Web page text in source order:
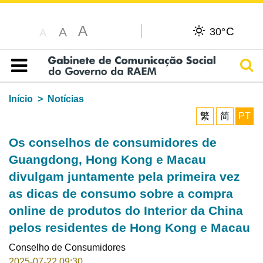
A A A 30°C
Índice
Início
Notícias
繁
简 PT
Os conselhos de consumidores de
Guangdong, Hong Kong e Macau
divulgam juntamente pela primeira vez
as dicas de consumo sobre a compra
online de produtos do Interior da China
pelos residentes de Hong Kong e Macau
Conselho de Consumidores